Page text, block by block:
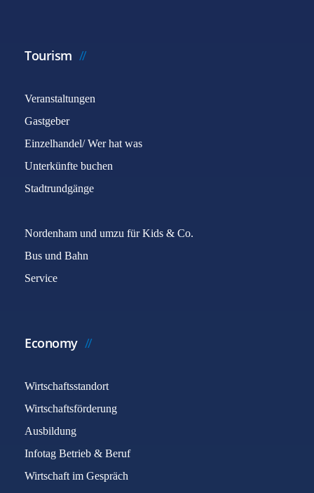
Tourism
Veranstaltungen
Gastgeber
Einzelhandel/ Wer hat was
Unterkünfte buchen
Stadtrundgänge
Nordenham und umzu für Kids & Co.
Bus und Bahn
Service
Economy
Wirtschaftsstandort
Wirtschaftsförderung
Ausbildung
Infotag Betrieb & Beruf
Wirtschaft im Gespräch